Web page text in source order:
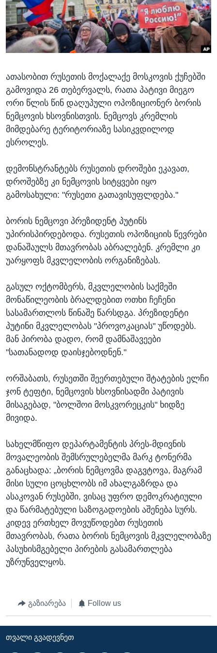
ᲡᲢᲣᲓᲘᲐ ᲕᲐᲨᲘᲜᲒᲢᲝᲜᲘ
ᲔᲙᲝᲜᲝᲛᲘᲙᲐ
ᲯᲐᲜᲛᲠᲗᲔᲚᲝᲑᲐ
ᲛᲔᲪᲜᲘᲔᲠᲔᲑᲐ
ᲙᲣᲚᲢᲣᲠᲐ
ᲒᲐᲚᲘᲚᲔᲝ
ᲓᲔᲖᲘᲜᲤᲝᲠᲛᲐᲪᲘᲐ
Learning English
ᲗᲕᲐᲚᲘ ᲒᲕᲐᲓᲔᲕᲜᲔᲗ
ენები
ათასობით რუსეთის მოქალაქე მოსკოვის ქუჩებში
გამოვიდა 26 თებერვალს, რათა პატივი მიეგო
ორი წლის წინ დაღუპული ოპოზიციონერ ბორის
ნემცოვის ხსოვნისთვის. ნემცოვს კრემლის
მიმდებარე ტერიტორიაზე სასიკვდილოდ
ესროლეს.
დემონსტრანტებს რუსეთის დროშები ეკავათ,
დროშებზე კი ნემცოვის სიტყვები იყო
გამოსახული: "რუსეთი გათავისუფლდება."
ბორის ნემცოვი პრეზიდენტ პუტინს
უპირისპირდებოდა. რუსეთის ოპოზიციის წევრები
დანაშაულს მთავრობას აბრალებენ. კრემლი კი
უარყოფს მკვლელობის ორგანიზებას.
გასულ ოქტომბერს, მკვლელობის საქმეში
მონაწილეობის ბრალდებით ოთხი ჩეჩენი
სასამართლოს წინაშე წარსდგა. პრეზიდენტი
პუტინი მკვლელობას "პროვოკაციას" უწოდებს.
მან პირობა დადო, რომ დამნაშავეები
"სათანადოდ დაისჯებოდნენ."
ორშაბათს, რუსეთში შეერთებული შტატების ელჩი
ჯონ ტეფტი, ნემცოვის ხსოვნისადმი პატივის
მისაგებად, "ბოლშოი მოსკვორეცკის" ხიდზე
მივიდა.
სახელმწიფო დეპარტამენტის პრეს-მდივნის
მოვალეობის შემსრულებელმა მარკ ტონერმა
განაცხადა: „ბორის ნემცოვმა დაგვტოვა, მაგრამ
მისი სული ცოცხლობს იმ ახალგაზრდა და
ასაკოვან რუსებში, ვისაც უფრო დემოკრატიული
და წარმატებული საზოგადოების აშენება სურს.
კიდევ ერთხელ მოვუწოდებთ რუსეთის
მთავრობას, რათა ბორის ნემცოვის მკვლელობაზე
პასუხისმგებელი პირების გასამართლება
უზრუნველყოს.
გაზიარება Follow us
ᲗᲕᲐᲚᲘ ᲒᲕᲐᲓᲔᲕᲜᲔᲗ